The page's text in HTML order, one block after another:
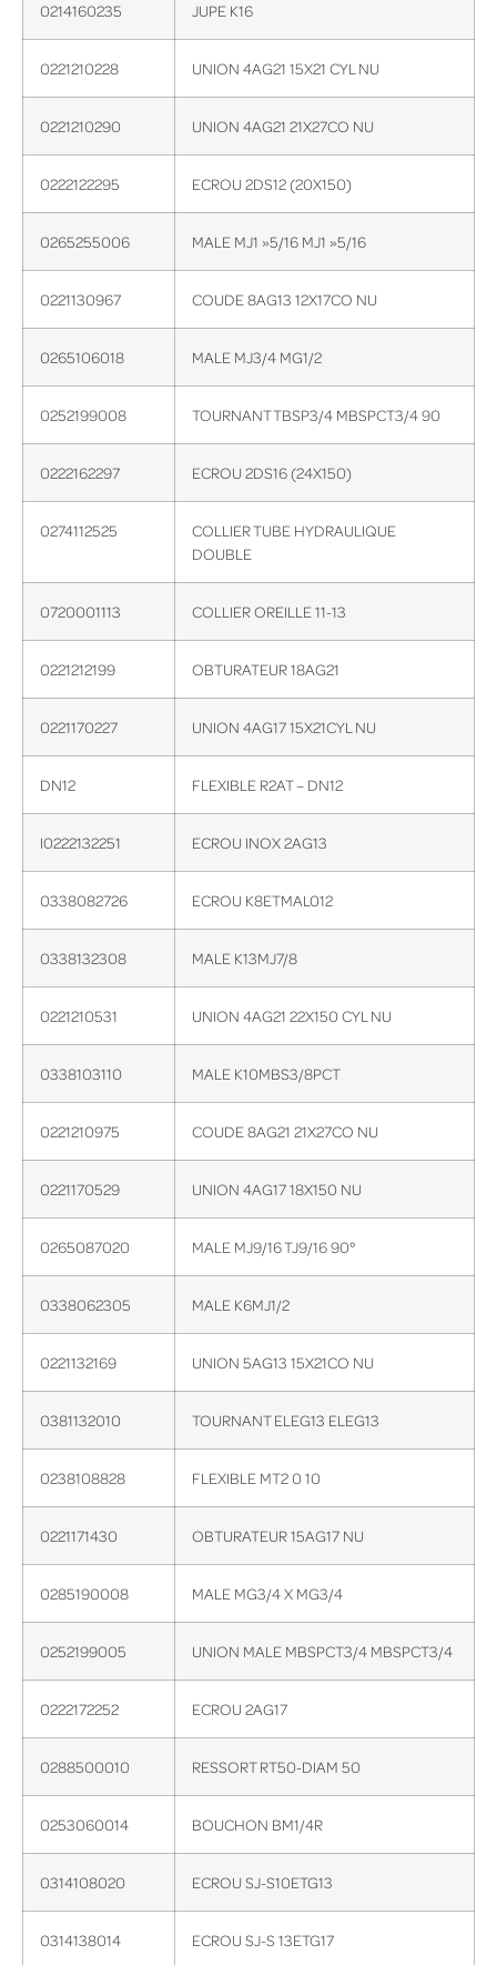
0214160235 JUPE K16
0221210228 UNION 4AG21 15X21 CYL NU
0221210290 UNION 4AG21 21X27CO NU
0222122295 ECROU 2DS12 (20X150)
0265255006 MALE MJ1 »5/16 MJ1 »5/16
0221130967 COUDE 8AG13 12X17CO NU
0265106018 MALE MJ3/4 MG1/2
0252199008 TOURNANT TBSP3/4 MBSPCT3/4 90
0222162297 ECROU 2DS16 (24X150)
0274112525
COLLIER TUBE HYDRAULIQUE
DOUBLE
0720001113 COLLIER OREILLE 11-13
0221212199 OBTURATEUR 18AG21
0221170227 UNION 4AG17 15X21CYL NU
DN12 FLEXIBLE R2AT – DN12
I0222132251 ECROU INOX 2AG13
0338082726 ECROU K8ETMAL012
0338132308 MALE K13MJ7/8
0221210531 UNION 4AG21 22X150 CYL NU
0338103110 MALE K10MBS3/8PCT
0221210975 COUDE 8AG21 21X27CO NU
0221170529 UNION 4AG17 18X150 NU
0265087020 MALE MJ9/16 TJ9/16 90°
0338062305 MALE K6MJ1/2
0221132169 UNION 5AG13 15X21CO NU
0381132010 TOURNANT ELEG13 ELEG13
0238108828 FLEXIBLE MT2 0 10
0221171430 OBTURATEUR 15AG17 NU
0285190008 MALE MG3/4 X MG3/4
0252199005 UNION MALE MBSPCT3/4 MBSPCT3/4
0222172252 ECROU 2AG17
0288500010 RESSORT RT50-DIAM 50
0253060014 BOUCHON BM1/4R
0314108020 ECROU SJ-S10ETG13
0314138014 ECROU SJ-S 13ETG17